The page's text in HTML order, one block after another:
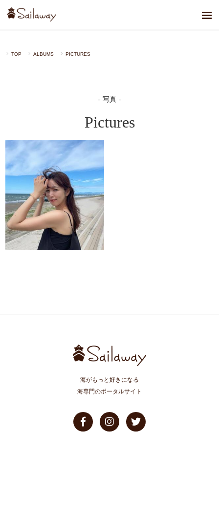
TOP ALBUMS PICTURES
写真
Pictures
海がもっと好きになる
海専門のポータルサイト